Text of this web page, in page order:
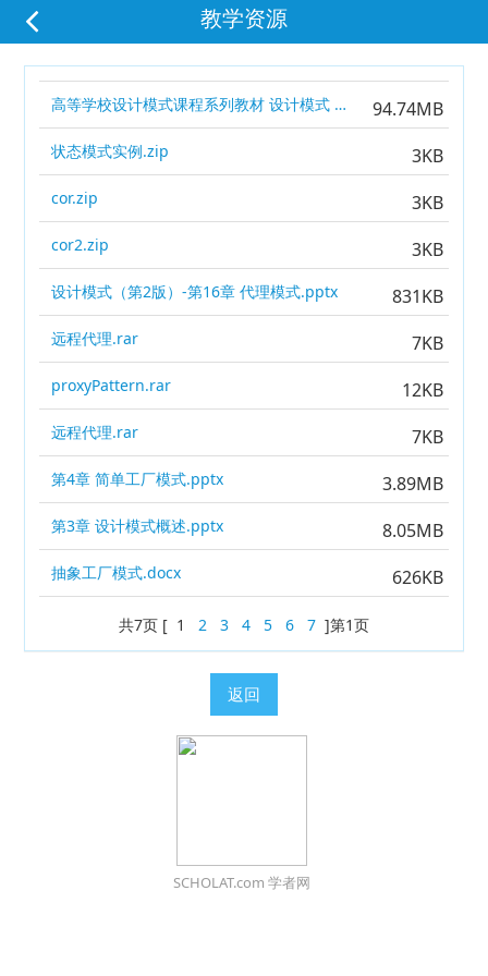
教学资源
高等学校设计模式课程系列教材 设计模式 第2版_14556359.pdf 94.74MB
状态模式实例.zip 3KB
cor.zip 3KB
cor2.zip 3KB
设计模式（第2版）-第16章 代理模式.pptx 831KB
远程代理.rar 7KB
proxyPattern.rar 12KB
远程代理.rar 7KB
第4章 简单工厂模式.pptx 3.89MB
第3章 设计模式概述.pptx 8.05MB
抽象工厂模式.docx 626KB
共7页 [ 1 2 3 4 5 6 7 ]第1页
返回
SCHOLAT.com 学者网